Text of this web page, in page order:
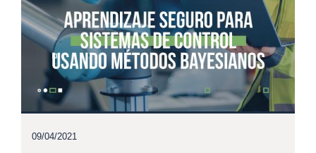
09/04/2021